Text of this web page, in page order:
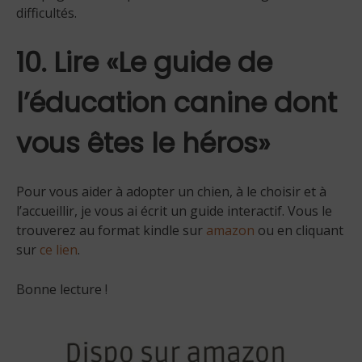
difficultés.
10. Lire «Le guide de
l’éducation canine dont
vous êtes le héros»
Pour vous aider à adopter un chien, à le choisir et à
l’accueillir, je vous ai écrit un guide interactif. Vous le
trouverez au format kindle sur amazon ou en cliquant
sur ce lien.
Bonne lecture !